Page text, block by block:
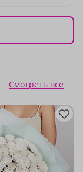
Смотреть все